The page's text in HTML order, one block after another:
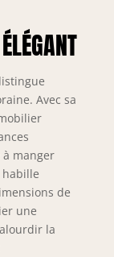
Avec sa
manger
de
une
la